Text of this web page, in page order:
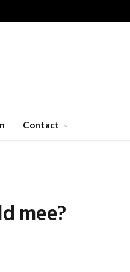
Contact
mee?